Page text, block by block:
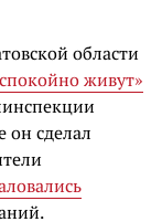
области
живут»
он сделал